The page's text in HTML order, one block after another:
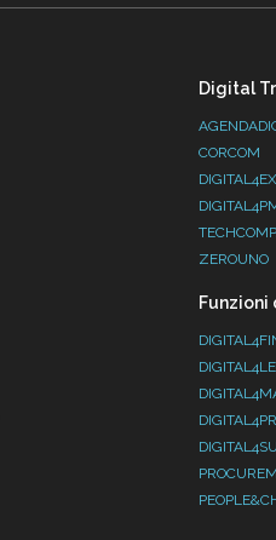
Digital
CORCOM
ZEROUNO
Funzioni